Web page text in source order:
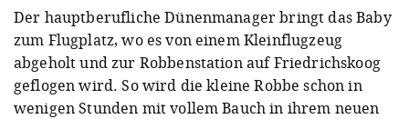
Der hauptberufliche Dünenmanager bringt das Baby
zum Flugplatz, wo es von einem Kleinflugzeug
abgeholt und zur Robbenstation auf Friedrichskoog
geflogen wird. So wird die kleine Robbe schon in
wenigen Stunden mit vollem Bauch in ihrem neuen